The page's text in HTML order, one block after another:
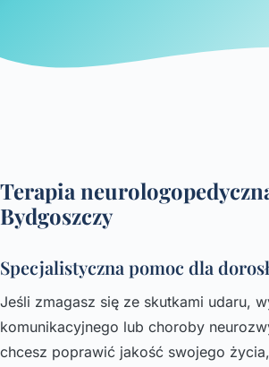
Terapia
Bydgoszczy
Specjalistyczna pomoc dla
Jeśli zmagasz się ze skutkami udaru,
komunikacyjnego lub choroby
chcesz poprawić jakość swojego